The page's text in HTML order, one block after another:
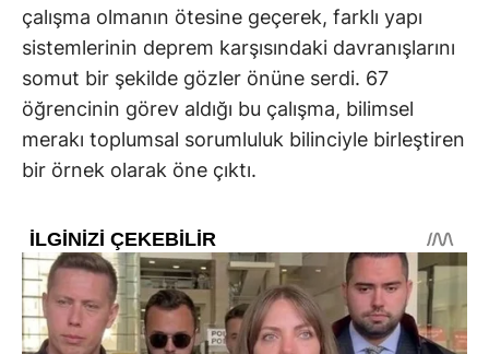
çalışma olmanın ötesine geçerek, farklı yapı
sistemlerinin deprem karşısındaki davranışlarını
somut bir şekilde gözler önüne serdi. 67
öğrencinin görev aldığı bu çalışma, bilimsel
merakı toplumsal sorumluluk bilinciyle birleştiren
bir örnek olarak öne çıktı.